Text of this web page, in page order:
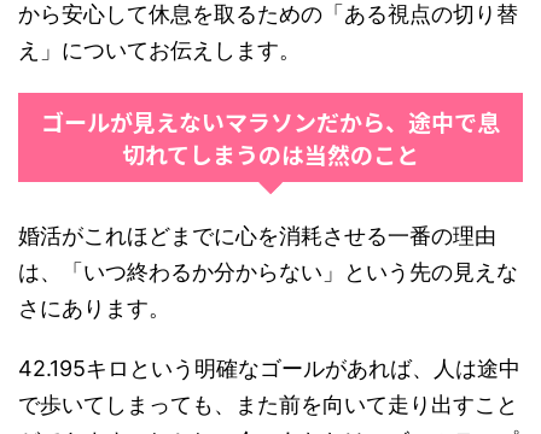
から安心して休息を取るための「ある視点の切り替
え」についてお伝えします。
ゴールが見えないマラソンだから、途中で息
切れてしまうのは当然のこと
婚活がこれほどまでに心を消耗させる一番の理由
は、「いつ終わるか分からない」という先の見えな
さにあります。
42.195キロという明確なゴールがあれば、人は途中
で歩いてしまっても、また前を向いて走り出すこと